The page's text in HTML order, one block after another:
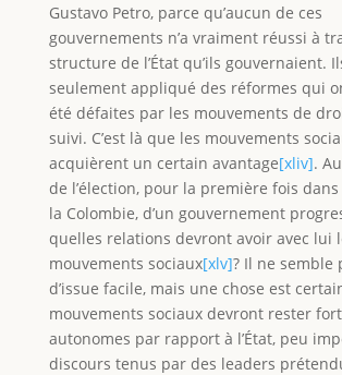
Gustavo Petro, parce qu’aucun de ces
gouvernements n’a vraiment réussi à
structure de l’État qu’ils gouvernaient.
seulement appliqué des réformes qui
été défaites par les mouvements de
suivi. C’est là que les mouvements
acquièrent un certain avantage[xliv].
de l’élection, pour la première fois dans
la Colombie, d’un gouvernement
quelles relations devront avoir avec lui
mouvements sociaux[xlv]? Il ne semble
d’issue facile, mais une chose est
mouvements sociaux devront rester
autonomes par rapport à l’État, peu
discours tenus par des leaders